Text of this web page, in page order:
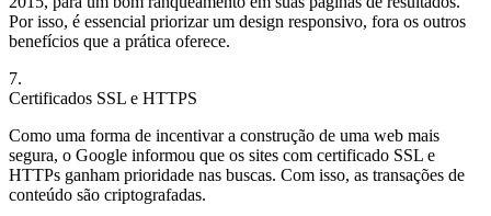
Por isso, é essencial priorizar um design responsivo, fora os outros
benefícios que a prática oferece.
7.
Certificados SSL e HTTPS
Como uma forma de incentivar a construção de uma web mais
segura, o Google informou que os sites com certificado SSL e
HTTPs ganham prioridade nas buscas. Com isso, as transações de
conteúdo são criptografadas.